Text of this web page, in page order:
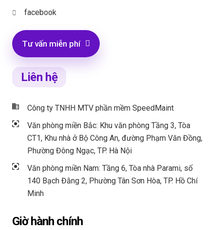
facebook
Tư vấn miễn phí
Liên hệ
Công ty TNHH MTV phần mềm SpeedMaint
Văn phòng miền Bắc: Khu văn phòng Tầng 3, Tòa
CT1, Khu nhà ở Bộ Công An, đường Phạm Văn Đồng,
Phường Đông Ngạc, TP. Hà Nội
Văn phòng miền Nam: Tầng 6, Tòa nhà Parami, số
140 Bạch Đằng 2, Phường Tân Sơn Hòa, TP. Hồ Chí
Minh
Giờ hành chính